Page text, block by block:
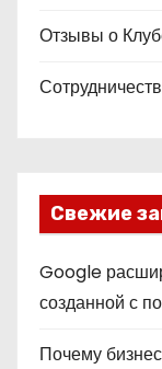
Отзывы о
Свежие
Google
созданной с
Почему